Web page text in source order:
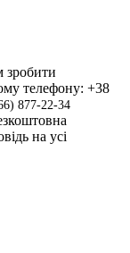
зробити
телефону: +38
877-22-34
на усі